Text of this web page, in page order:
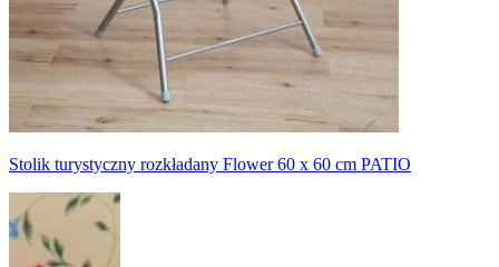
Stolik turystyczny rozkładany Flower 60 x 60 cm PATIO